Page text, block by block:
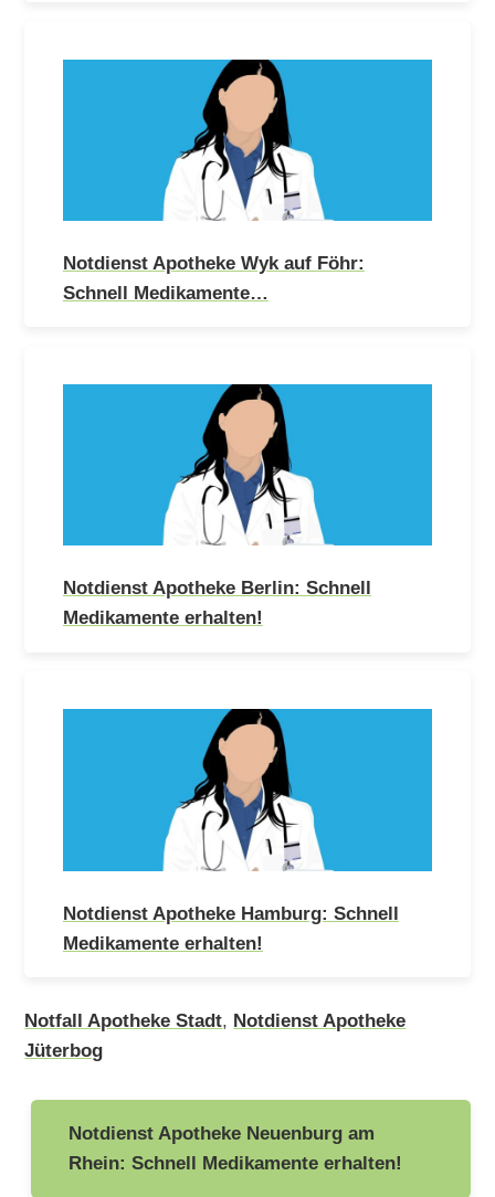
Notdienst Apotheke Wyk auf Föhr:
Schnell Medikamente…
Notdienst Apotheke Berlin: Schnell
Medikamente erhalten!
Notdienst Apotheke Hamburg: Schnell
Medikamente erhalten!
Notfall Apotheke Stadt, Notdienst Apotheke
Jüterbog
Beitragsnavigation
Notdienst Apotheke Neuenburg am
Rhein: Schnell Medikamente erhalten!